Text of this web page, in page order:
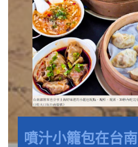
噴汁小籠包在台南